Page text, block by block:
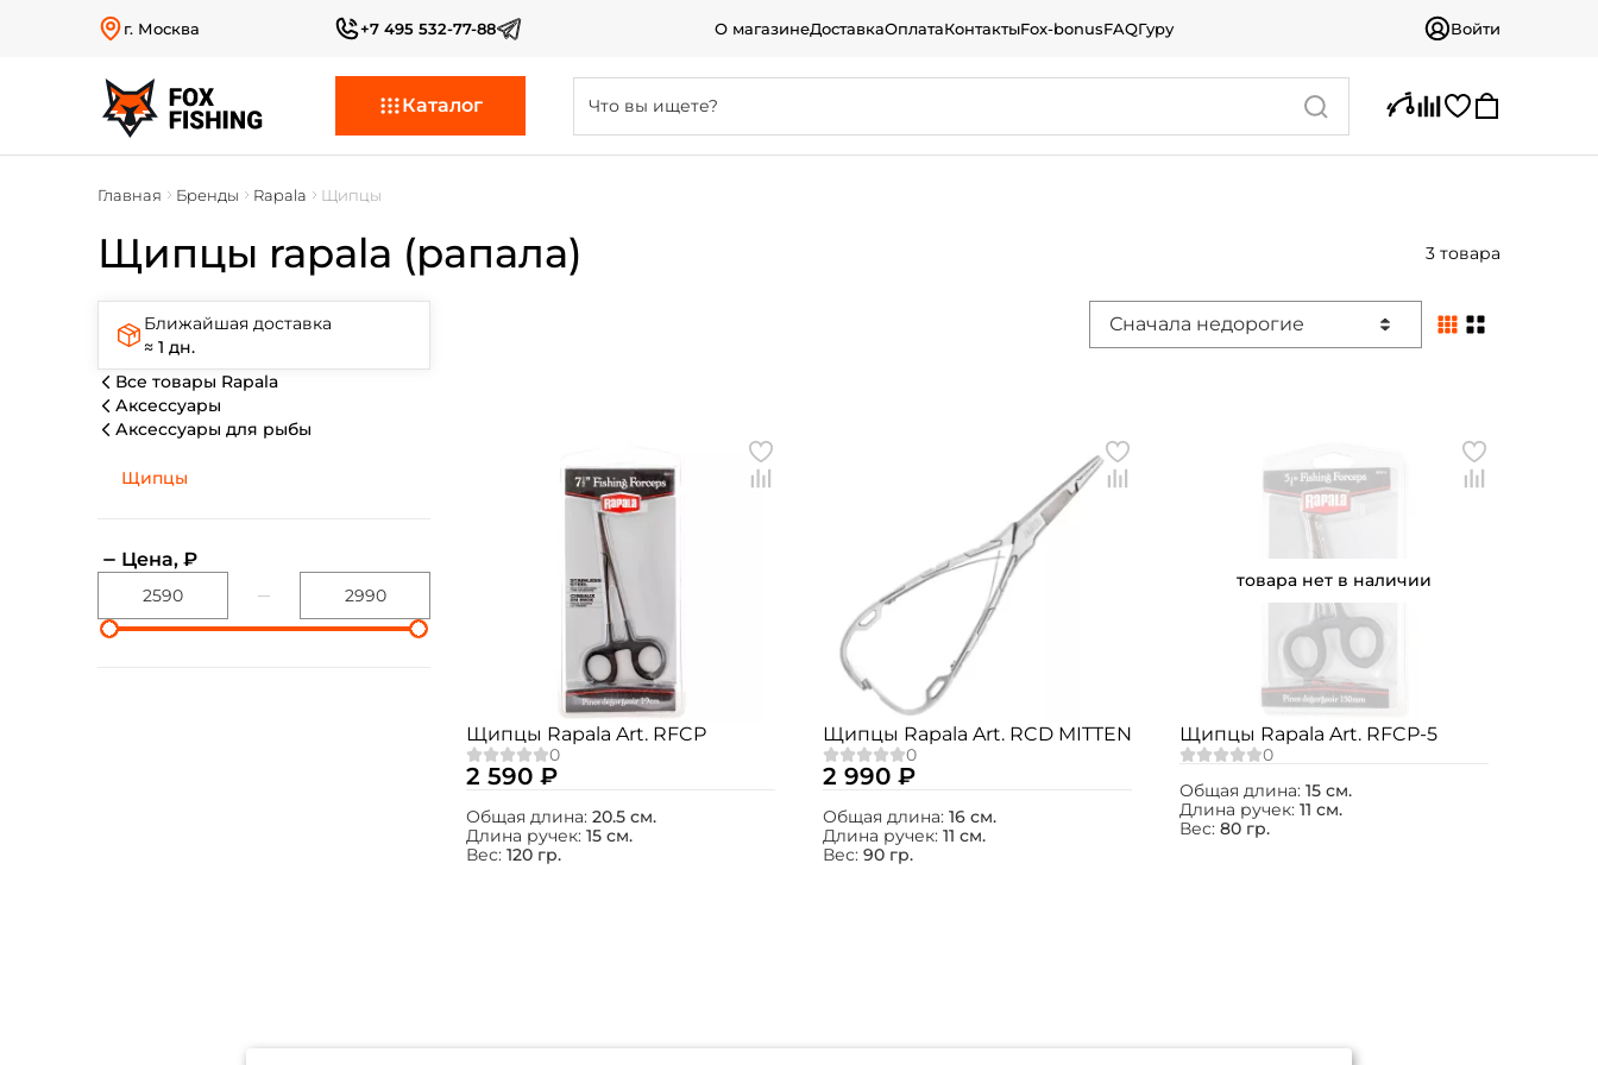
г. Москва +7 495 532-77-88 О магазинеДоставкаОплатаКонтактыFox-bonusFAQГуру Войти
Каталог
Главная Бренды Rapala Щипцы
Щипцы rapala (рапала) 3 товара
Ближайшая доставка
≈ 1 дн.
Все товары Rapala
Аксессуары
Аксессуары для рыбы
Щипцы
Цена, ₽
Сначала недорогие
Щипцы Rapala Art. RFCP
2 590 ₽
Общая длина: 20.5 см.
Длина ручек: 15 см.
Вес: 120 гр.
Щипцы Rapala Art. RCD MITTEN
2 990 ₽
Общая длина: 16 см.
Длина ручек: 11 см.
Вес: 90 гр.
товара нет в наличии
Щипцы Rapala Art. RFCP-5
Общая длина: 15 см.
Длина ручек: 11 см.
Вес: 80 гр.
Создать аккаунт
ФИО: *
Email: *